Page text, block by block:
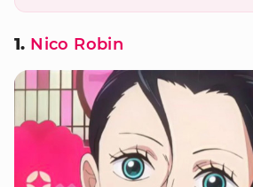
1. Nico Robin